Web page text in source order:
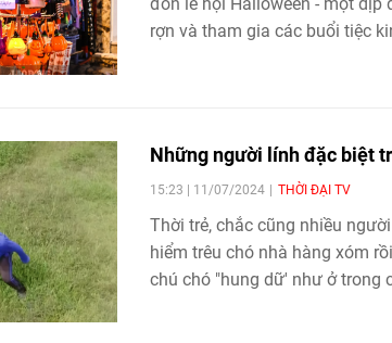
rợn và tham gia các buổi tiệc
Những người lính đặc biệt
15:23 | 11/07/2024 THỜI ĐẠI TV
Thời trẻ, chắc cũng nhiều
hiểm trêu chó nhà hàng xóm
chú chó "hung dữ' như ở trong